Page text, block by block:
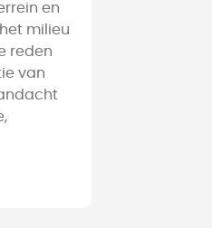
en
milieu
reden
van